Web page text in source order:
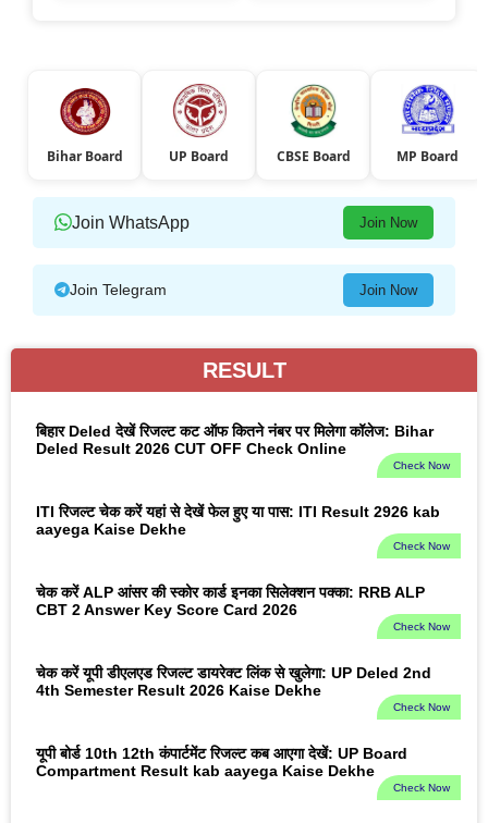
Bihar Board UP Board CBSE Board MP Board
Join WhatsApp Join Now
Join Telegram Join Now
RESULT
बिहार Deled देखें रिजल्ट कट ऑफ कितने नंबर पर मिलेगा कॉलेज: Bihar
Deled Result 2026 CUT OFF Check Online
Check Now
ITI रिजल्ट चेक करें यहां से देखें फेल हुए या पास: ITI Result 2926 kab
aayega Kaise Dekhe
Check Now
चेक करें ALP आंसर की स्कोर कार्ड इनका सिलेक्शन पक्का: RRB ALP
CBT 2 Answer Key Score Card 2026
Check Now
चेक करें यूपी डीएलएड रिजल्ट डायरेक्ट लिंक से खुलेगा: UP Deled 2nd
4th Semester Result 2026 Kaise Dekhe
Check Now
यूपी बोर्ड 10th 12th कंपार्टमेंट रिजल्ट कब आएगा देखें: UP Board
Compartment Result kab aayega Kaise Dekhe
Check Now